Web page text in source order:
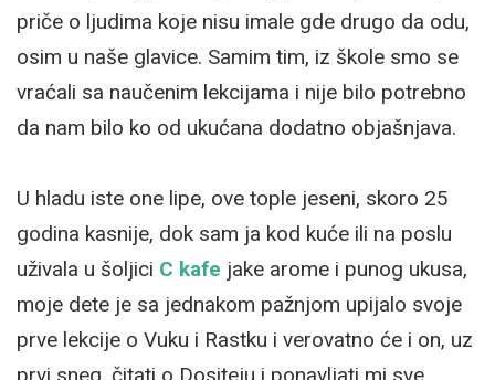
priče o ljudima koje nisu imale gde drugo da odu,
osim u naše glavice. Samim tim, iz škole smo se
vraćali sa naučenim lekcijama i nije bilo potrebno
da nam bilo ko od ukućana dodatno objašnjava.
U hladu iste one lipe, ove tople jeseni, skoro 25
godina kasnije, dok sam ja kod kuće ili na poslu
uživala u šoljici C kafe jake arome i punog ukusa,
moje dete je sa jednakom pažnjom upijalo svoje
prve lekcije o Vuku i Rastku i verovatno će i on, uz